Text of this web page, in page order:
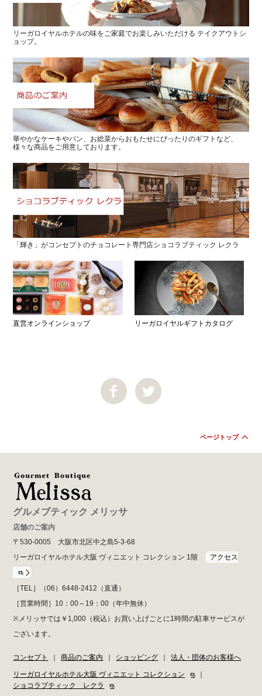
リーガロイヤルホテルの味をご家庭でお楽しみいただける テイクアウトシ
ョップ。
華やかなケーキやパン、お総菜からおもたせにぴったりのギフトなど、
様々な商品をご用意しております。
「輝き」がコンセプトのチョコレート専門店ショコラブティック レクラ
直営オンラインショップ リーガロイヤルギフトカタログ
ページトップ
グルメブティック メリッサ
店舗のご案内
〒530-0005 大阪市北区中之島5-3-68
リーガロイヤルホテル大阪 ヴィニエット コレクション 1階
アクセス
［TEL］（06）6448-2412（直通）
［営業時間］10：00～19：00（年中無休）
※メリッサでは￥1,000（税込）お買い上げごとに1時間の駐車サービスが
ございます。
コンセプト 商品のご案内 ショッピング 法人・団体のお客様へ
リーガロイヤルホテル大阪 ヴィニエット コレクション
ショコラブティック レクラ